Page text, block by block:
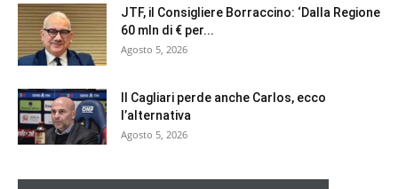
JTF, il Consigliere Borraccino: ‘Dalla Regione
60 mln di € per...
Agosto 5, 2026
Il Cagliari perde anche Carlos, ecco
l’alternativa
Agosto 5, 2026